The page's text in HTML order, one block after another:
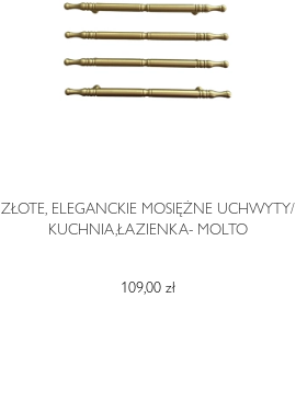
ZŁOTE, ELEGANCKIE MOSIĘŻNE UCHWYTY/
KUCHNIA,ŁAZIENKA- MOLTO
109,00 zł